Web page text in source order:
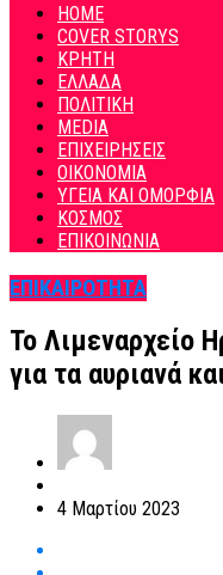
HOME
COVER STORYS
ΚΡΗΤΗ
ΕΛΛΑΔΑ
ΠΟΛΙΤΙΚΗ
MEDIA
ΕΠΙΧΕΙΡΗΣΕΙΣ
ΟΙΚΟΝΟΜΙΑ
ΥΓΕΙΑ ΚΑΙ ΟΜΟΡΦΙΑ
ΚΟΣΜΟΣ
ΕΠΙΚΟΙΝΩΝΙΑ
ΕΠΙΚΑΙΡΟΤΗΤΑ
Το Λιμεναρχείο
για τα αυριανά
4 Μαρτίου 2023